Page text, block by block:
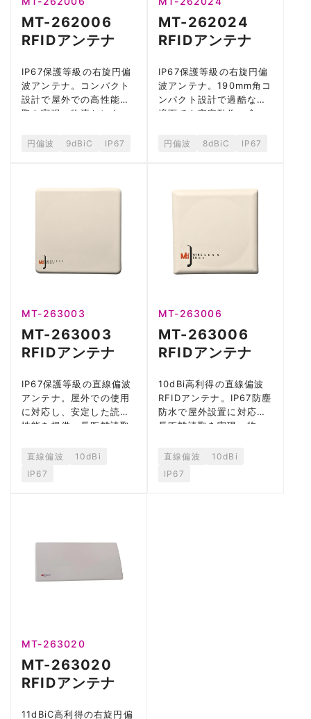
MT-262006
RFIDアンテナ
IP67保護等級の右旋円偏
波アンテナ。コンパクト
設計で屋外での高性能読
取を実現。物流センター
円偏波 9dBiC IP67
MT-262024
RFIDアンテナ
IP67保護等級の右旋円偏
波アンテナ。190mm角コ
ンパクト設計で過酷な環
境下でも安定動作。倉
応。
円偏波 8dBiC IP67
MT-263003
MT-263003
RFIDアンテナ
IP67保護等級の直線偏波
アンテナ。屋外での使用
に対応し、安定した読取
性能を提供。長距離読取
直線偏波
10dBi
IP67
MT-263006
MT-263006
RFIDアンテナ
10dBi高利得の直線偏波
RFIDアンテナ。IP67防塵
防水で屋外設置に対応し
長距離読取を実現。物
直線偏波
10dBi
IP67
MT-263020
MT-263020
RFIDアンテナ
11dBiC高利得の右旋円偏